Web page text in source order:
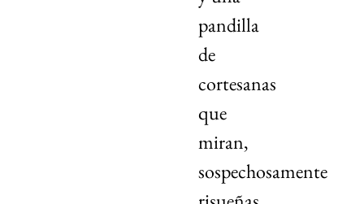
pandilla
de
cortesanas
que
miran,
sospechosamente